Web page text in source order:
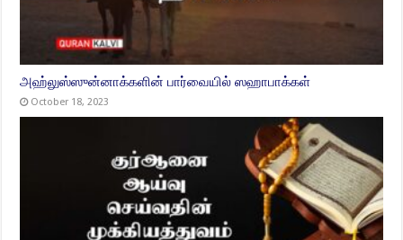
அஹ்லுஸ்ஸுன்னாக்களின் பார்வையில் ஸஹாபாக்கள்
October 18, 2023